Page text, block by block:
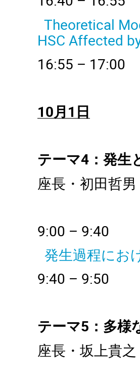
Theoretical
HSC Affected
16:55 –
10月1 日
テーマ4：発生
座長・初田哲
9:00 –
発生過程にお
9:40 –
テーマ5：多様
座長・坂上貴